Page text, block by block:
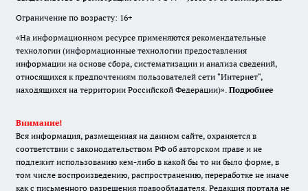
Ограничение по возрасту: 16+
«На информационном ресурсе применяются рекомендательные
технологии (информационные технологии предоставления
информации на основе сбора, систематизации и анализа сведений,
относящихся к предпочтениям пользователей сети "Интернет",
находящихся на территории Российской Федерации)». Подробнее
Внимание!
Вся информация, размещенная на данном сайте, охраняется в
соответствии с законодательством РФ об авторском праве и не
подлежит использованию кем-либо в какой бы то ни было форме, в
том числе воспроизведению, распространению, переработке не иначе
как с письменного разрешения правообладателя. Редакция портала не